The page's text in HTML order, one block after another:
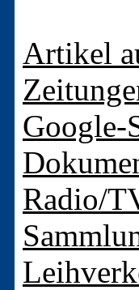
Artikel
Google-
Radio/